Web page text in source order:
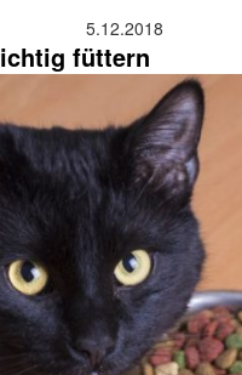
5.12.2018
füttern